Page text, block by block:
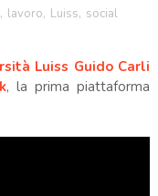
, lavoro, Luiss, social
Luiss Guido Carli
, la prima piattaforma